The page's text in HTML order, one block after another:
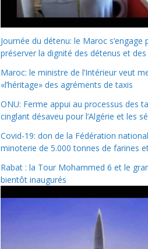
Journée du détenu: le Maroc s’engage
préserver la dignité des détenus et
Maroc: le ministre de l’Intérieur veut
«l’héritage» des agréments de taxis
ONU: Ferme appui au processus des
cinglant désaveu pour l’Algérie et les
Covid-19: don de la Fédération
minoterie de 5.000 tonnes de farines
Rabat : la Tour Mohammed 6 et le
bientôt inaugurés